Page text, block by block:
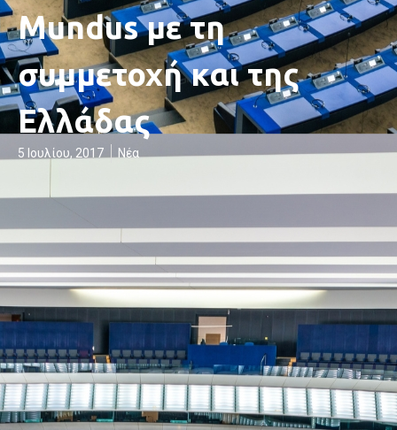
Mundus με τη
συμμετοχή και της
Ελλάδας
5 Ιουλίου, 2017 Νέα